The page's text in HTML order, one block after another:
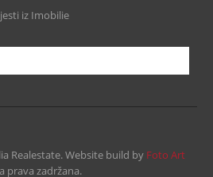
iz Imobilie
Realestate. Website build by Foto Art
prava zadržana.